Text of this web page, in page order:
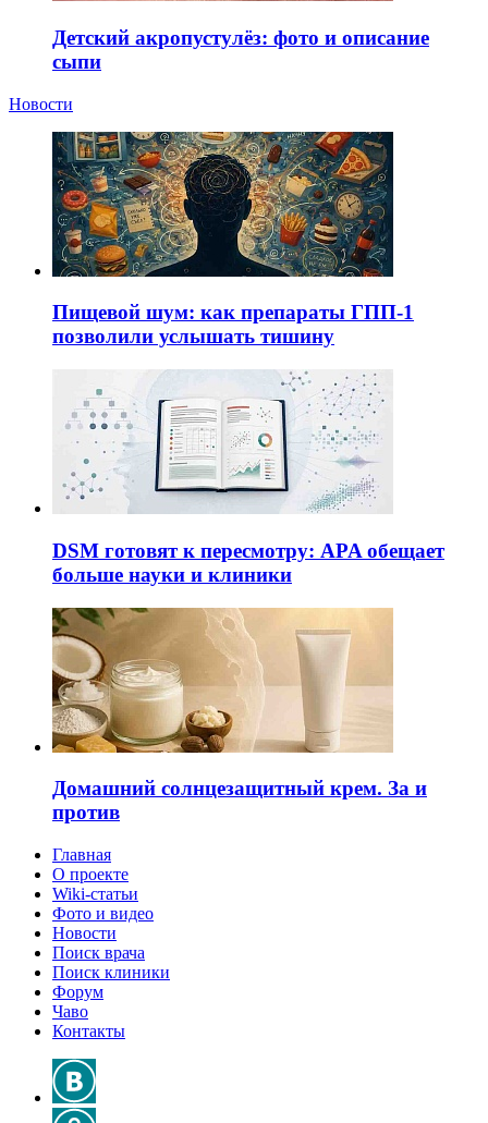
Детский акропустулёз: фото и описание
сыпи
Новости
Пищевой шум: как препараты ГПП-1
позволили услышать тишину
DSM готовят к пересмотру: APA обещает
больше науки и клиники
Домашний солнцезащитный крем. За и
против
Главная
О проекте
Wiki-статьи
Фото и видео
Новости
Поиск врача
Поиск клиники
Форум
Чаво
Контакты